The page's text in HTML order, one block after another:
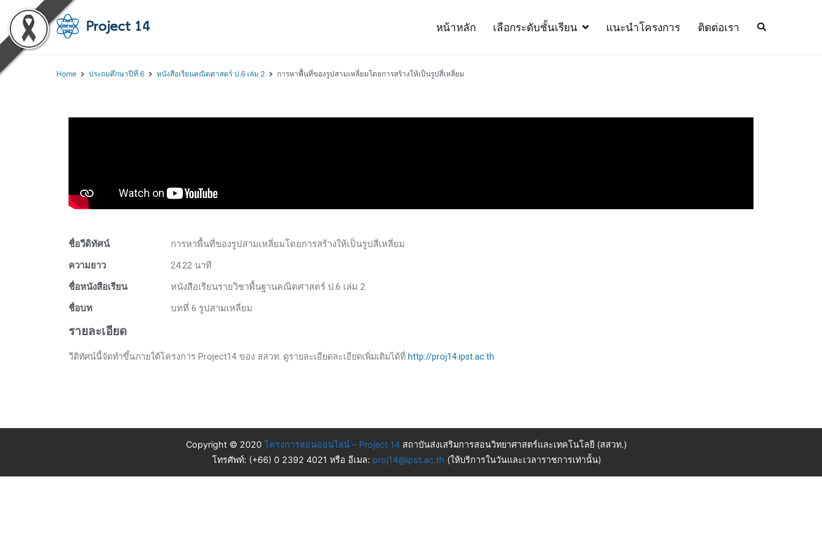
หน้าหลัก เลือกระดับชั้นเรียน แนะนำโครงการ ติดต่อเรา
Home ประถมศึกษาปีที่ 6 หนังสือเรียนคณิตศาสตร์ ป.6 เล่ม 2 การหาพื้นที่ของรูปสามเหลี่ยมโดยการสร้างให้เป็นรูปสี่เหลี่ยม
ชื่อวีดิทัศน์
การหาพื้นที่ของรูปสามเหลี่ยมโดยการสร้างให้เป็นรูปสี่เหลี่ยม
ความยาว
24.22 นาที
ชื่อหนังสือเรียน
หนังสือเรียนรายวิชาพื้นฐานคณิตศาสตร์ ป.6 เล่ม 2
ชื่อบท
บทที่ 6 รูปสามเหลี่ยม
รายละเอียด
วีดิทัศน์นี้จัดทำขึ้นภายใต้โครงการ Project14 ของ สสวท. ดูรายละเอียดละเอียดเพิ่มเติมได้ที่ http://proj14.ipst.ac.th
Copyright © 2020 โครงการสอนออนไลน์ – Project 14 สถาบันส่งเสริมการสอนวิทยาศาสตร์และเทคโนโลยี (สสวท.)
โทรศัพท์: (+66) 0 2392 4021 หรือ อีเมล: proj14@ipst.ac.th (ให้บริการในวันและเวลาราชการเท่านั้น)